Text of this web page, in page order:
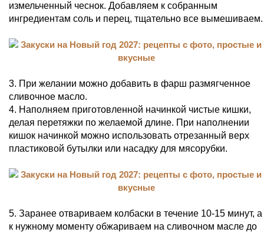
измельченный чеснок. Добавляем к собранным
ингредиентам соль и перец, тщательно все вымешиваем.
3. При желании можно добавить в фарш размягченное
сливочное масло.
4. Наполняем приготовленной начинкой чистые кишки,
делая перетяжки по желаемой длине. При наполнении
кишок начинкой можно использовать отрезанный верх
пластиковой бутылки или насадку для мясорубки.
5. Заранее отвариваем колбаски в течение 10-15 минут, а
к нужному моменту обжариваем на сливочном масле до